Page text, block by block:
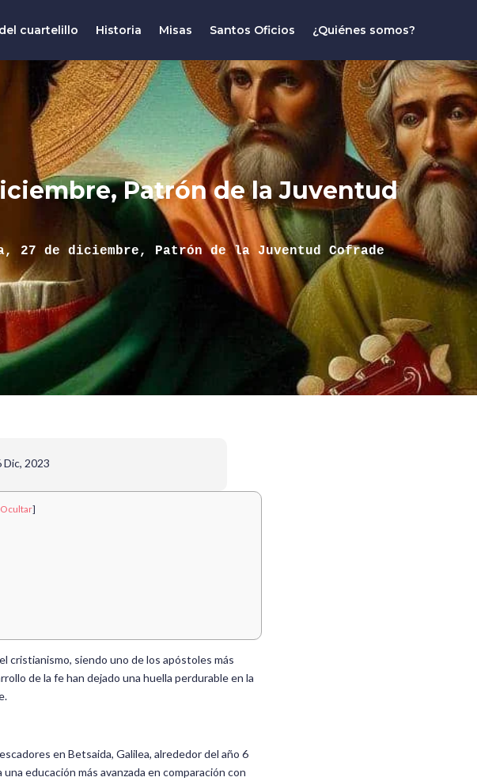
cuartelillo Historia Misas Santos Oficios ¿Quiénes somos?
Patrón de la Juventud
27 de diciembre, Patrón de la Juventud Cofrade
Dic, 2023
Ocultar]
cristianismo, siendo uno de los apóstoles más
de la fe han dejado una huella perdurable en la
en Betsaida, Galilea, alrededor del año 6
educación más avanzada en comparación con